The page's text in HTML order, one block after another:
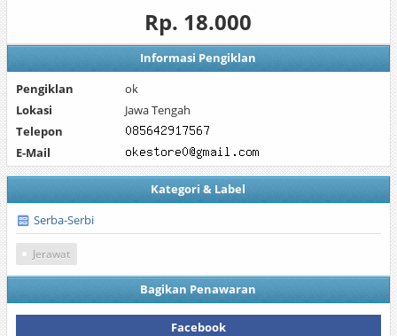
Rp. 18.000
Informasi Pengiklan
Pengiklan
ok
Lokasi
Jawa Tengah
Telepon
E-Mail
Kategori & Label
Serba-Serbi
Jerawat
Bagikan Penawaran
Facebook